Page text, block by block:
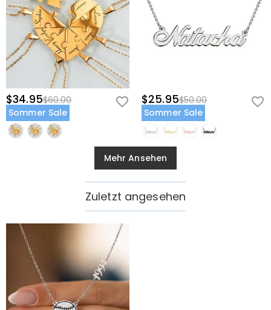
$34.95$60.00
Sommer Sale
$25.95$50.00
Sommer Sale
Mehr Ansehen
Zuletzt angesehen